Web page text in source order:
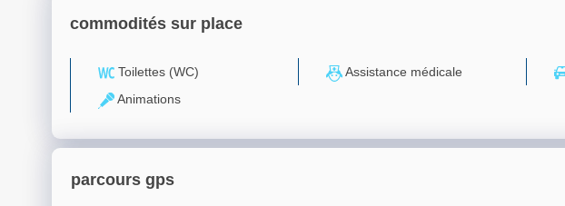
commodités sur place
Toilettes (WC) Assistance médicale
Animations
parcours gps